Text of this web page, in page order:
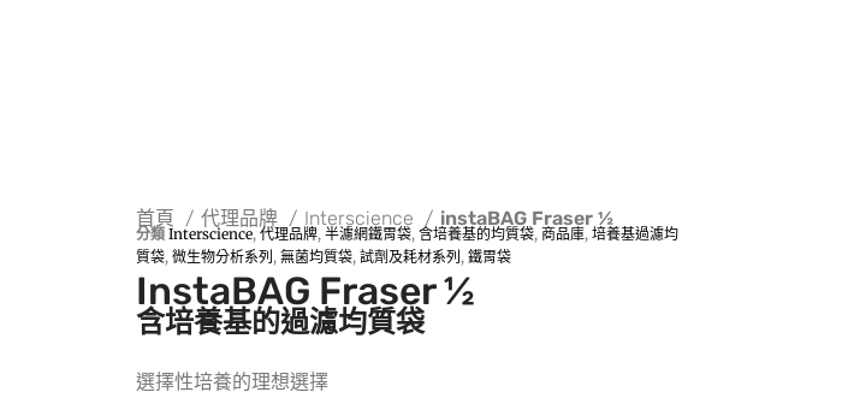
首頁 代理品牌 Interscience instaBAG Fraser ½
分類 Interscience, 代理品牌, 半濾網鐵胃袋, 含培養基的均質袋, 商品庫, 培養基過濾均
質袋, 微生物分析系列 , 無菌均質袋, 試劑及耗材系列 , 鐵胃袋
InstaBAG Fraser ½
含培養基的過濾均質袋
選擇性培養的理想選擇